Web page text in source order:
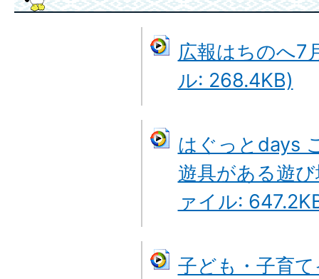
広報はちのへ7
ル: 268.4KB)
はぐっとdays
遊具がある遊
ァイル:
子ども・子育